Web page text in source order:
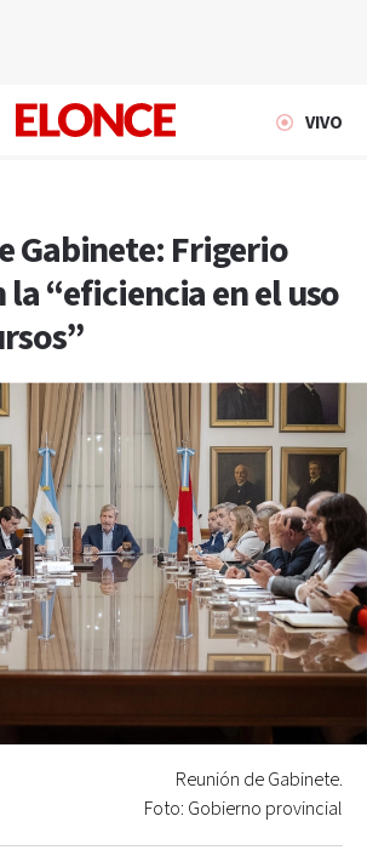
VIVO
Gabinete: Frigerio
la “eficiencia en el uso
Reunión de Gabinete.
Foto: Gobierno provincial